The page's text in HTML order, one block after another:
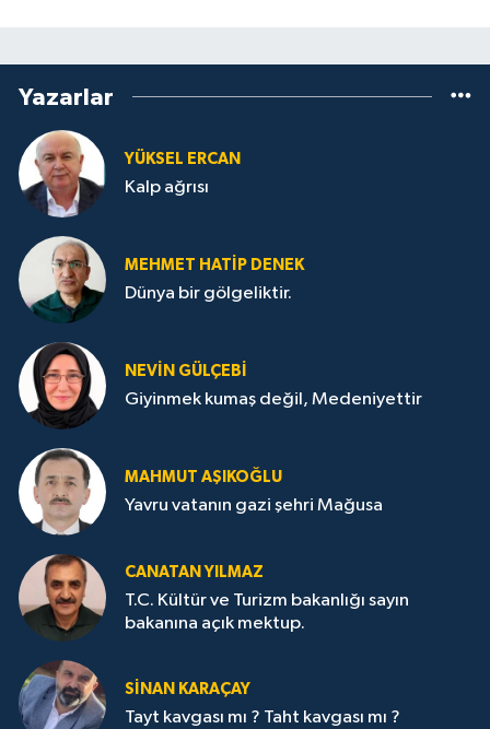
Yazarlar
YÜKSEL ERCAN
Kalp ağrısı
MEHMET HATİP DENEK
Dünya bir gölgeliktir.
NEVİN GÜLÇEBİ
Giyinmek kumaş değil, Medeniyettir
MAHMUT AŞIKOĞLU
Yavru vatanın gazi şehri Mağusa
CANATAN YILMAZ
T.C. Kültür ve Turizm bakanlığı sayın
bakanına açık mektup.
SİNAN KARAÇAY
Tayt kavgası mı ? Taht kavgası mı ?